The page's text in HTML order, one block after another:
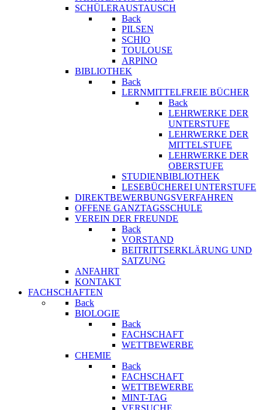
SCHÜLERAUSTAUSCH
Back
PILSEN
SCHIO
TOULOUSE
ARPINO
BIBLIOTHEK
Back
LERNMITTELFREIE BÜCHER
Back
LEHRWERKE DER
UNTERSTUFE
LEHRWERKE DER
MITTELSTUFE
LEHRWERKE DER
OBERSTUFE
STUDIENBIBLIOTHEK
LESEBÜCHEREI UNTERSTUFE
DIREKTBEWERBUNGSVERFAHREN
OFFENE GANZTAGSSCHULE
VEREIN DER FREUNDE
Back
VORSTAND
BEITRITTSERKLÄRUNG UND
SATZUNG
ANFAHRT
KONTAKT
FACHSCHAFTEN
Back
BIOLOGIE
Back
FACHSCHAFT
WETTBEWERBE
CHEMIE
Back
FACHSCHAFT
WETTBEWERBE
MINT-TAG
VERSUCHE